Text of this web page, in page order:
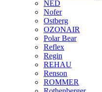
NED
Nofer
Ostberg
OZONAIR
Polar Bear
Reflex
Regin
REHAU
Renson
ROMMER